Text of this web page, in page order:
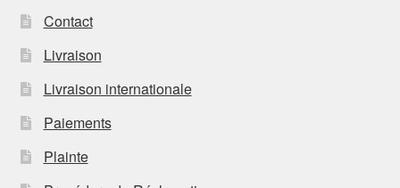
Contact
Livraison
Livraison internationale
Paiements
Plainte